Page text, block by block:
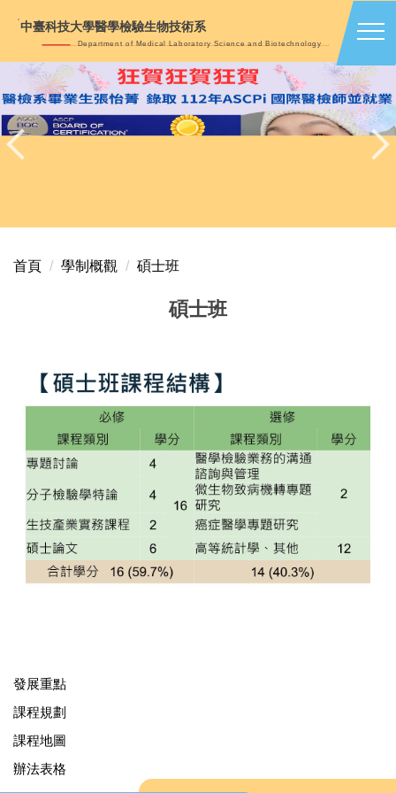
內
容
區
中臺科技大學醫學檢驗生物技術系
Department of Medical Laboratory Science and Biotechnology
首頁 學制概觀 碩士班
碩士班
發展重點
課程規劃
課程地圖
辦法表格